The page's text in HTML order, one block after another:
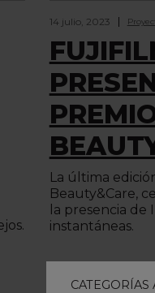
14 julio, 2023
La última
Beauty&Care,
la presencia de
instantáneas.
CATEGORÍAS